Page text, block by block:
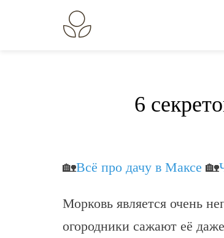
6
🏡Всё про дачу в Максе 🏡
Морковь является очень
огородники сажают её